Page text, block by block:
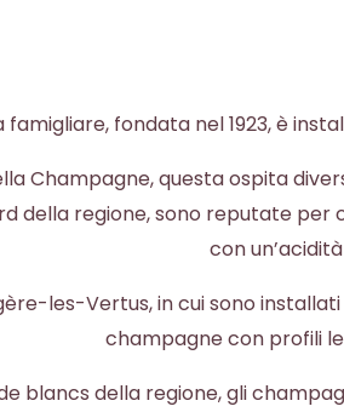
famigliare, fondata nel 1923, è
Champagne, questa ospita
della regione, sono reputate
con
les-Vertus, in cui sono
champagne con profili
blancs della regione, gli